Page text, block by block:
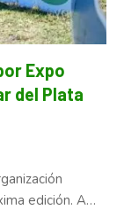
Expo
del Plata
edición. A…